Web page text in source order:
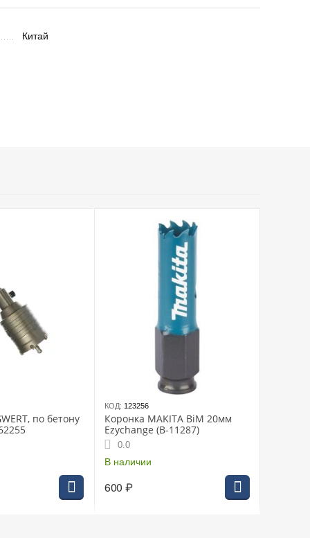
Китай
по бетону
КОД: 123256
Коронка MAKITA BiM 20мм
Ezychange (B-11287)
0.0
В наличии
600 ₽